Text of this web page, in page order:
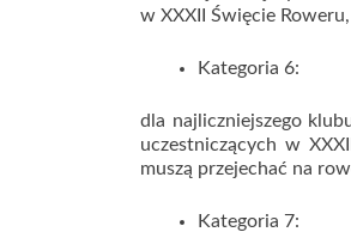
w XXXII Święcie
Kategoria 6:
dla najliczniejszego
uczestniczących w
muszą przejechać na
Kategoria 7: